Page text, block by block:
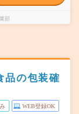
部
品の包装確
WEB登録OK